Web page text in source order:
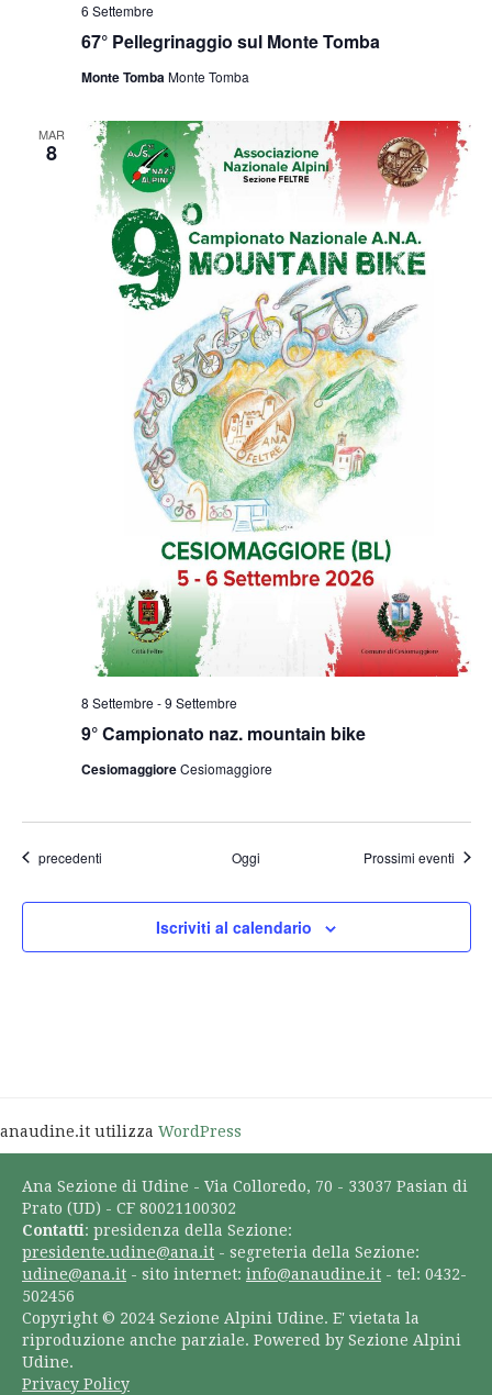
67° Pellegrinaggio sul Monte Tomba
6 Settembre
Monte TombaMonte Tomba
MAR
8
9° Campionato naz. mountain bike
8 Settembre -9 Settembre
CesiomaggioreCesiomaggiore
Eventi
precedenti Oggi Prossimi eventi
Iscriviti al calendario
anaudine.it utilizza WordPress
Ana Sezione di Udine - Via Colloredo, 70 - 33037 Pasian di
Prato (UD) - CF 80021100302
Contatti: presidenza della Sezione:
presidente.udine@ana.it - segreteria della Sezione:
udine@ana.it - sito internet: info@anaudine.it - tel: 0432-
502456
Copyright © 2024 Sezione Alpini Udine. E' vietata la
riproduzione anche parziale. Powered by Sezione Alpini
Udine.
Privacy Policy